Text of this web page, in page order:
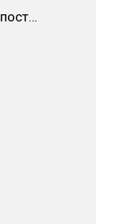
Ночной музпостинг